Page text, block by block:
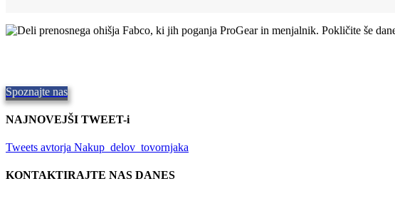
Spoznajte nas
NAJNOVEJŠI TWEET-i
Tweets avtorja Nakup_delov_tovornjaka
KONTAKTIRAJTE NAS DANES